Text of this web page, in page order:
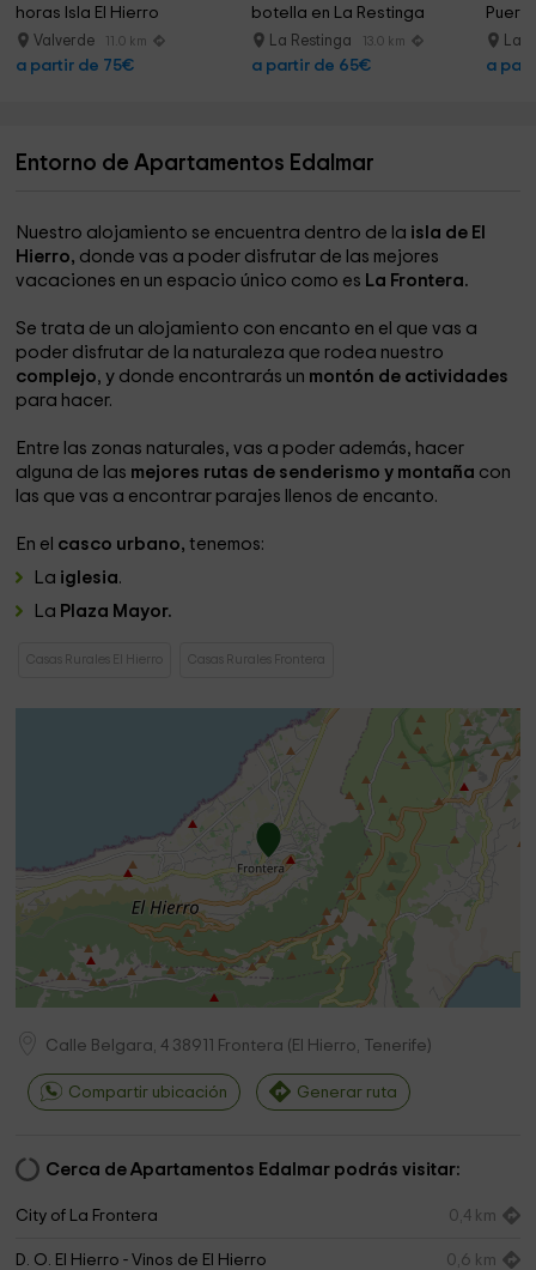
horas Isla El Hierro
Valverde 11.0 km
a partir de 75€
botella en La Restinga
La Restinga 13.0 km
a partir de 65€
La
a
Entorno de Apartamentos Edalmar
Nuestro alojamiento se encuentra dentro de la isla de El
Hierro, donde vas a poder disfrutar de las mejores
vacaciones en un espacio único como es La Frontera.
Se trata de un alojamiento con encanto en el que vas a
poder disfrutar de la naturaleza que rodea nuestro
complejo, y donde encontrarás un montón de actividades
para hacer.
Entre las zonas naturales, vas a poder además, hacer
alguna de las mejores rutas de senderismo y montaña con
las que vas a encontrar parajes llenos de encanto.
En el casco urbano, tenemos:
La iglesia.
La Plaza Mayor.
Casas Rurales El Hierro Casas Rurales Frontera
Calle Belgara, 4 38911 Frontera ( El Hierro, Tenerife)
Compartir ubicación Generar ruta
Cerca de Apartamentos Edalmar podrás visitar:
City of La Frontera 0,4 km
D. O. El Hierro - Vinos de El Hierro 0,6 km